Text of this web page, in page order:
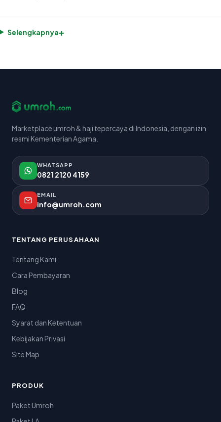
Selengkapnya+
Marketplace umroh & haji tepercaya di Indonesia, dengan izin
resmi Kementerian Agama.
WHATSAPP
0821 2120 4159
EMAIL
info@umroh.com
TENTANG PERUSAHAAN
Tentang Kami
Cara Pembayaran
Blog
FAQ
Syarat dan Ketentuan
Kebijakan Privasi
Site Map
PRODUK
Paket Umroh